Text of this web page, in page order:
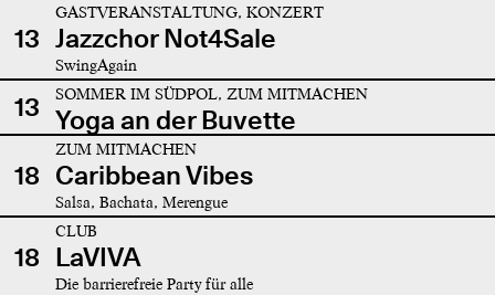
13
GASTVERANSTALTUNG, KONZERT
Jazzchor Not4Sale
SwingAgain
13 SOMMER IM SÜDPOL, ZUM MITMACHEN
Yoga an der Buvette
18
ZUM MITMACHEN
Caribbean Vibes
Salsa, Bachata, Merengue
18
CLUB
LaVIVA
Die barrierefreie Party für alle